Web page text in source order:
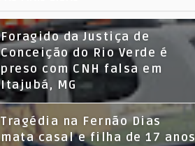
Foragido da Justiça de
Conceição do Rio Verde é
preso com CNH falsa em
Itajubá, MG
Tragédia na Fernão Dias
mata casal e filha de 17 anos